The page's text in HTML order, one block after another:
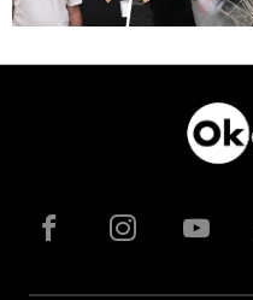
FacebookInstagram